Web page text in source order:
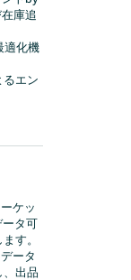
庫追
適化機
るエン
ケッ
ータ可
す。
ータ
、出品